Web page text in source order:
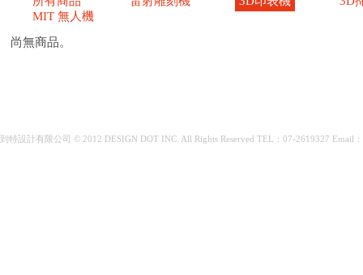
MIT 無人機
尚無商品。
到特設計有限公司 © 2012 DESIGN DOT INC. All Rights Reserved TEL：07-2619327 Email：